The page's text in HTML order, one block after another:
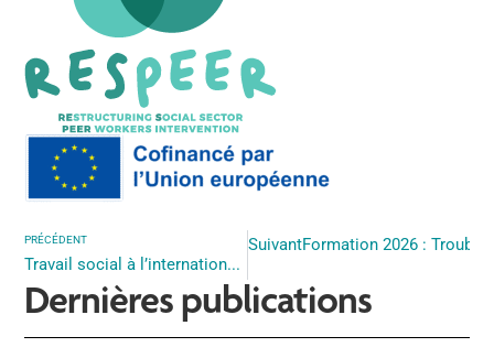
PRÉCÉDENT
Travail social à l’international : une immersion formatrice à Gênes
SuivantFormation 2026 :
Dernières publications